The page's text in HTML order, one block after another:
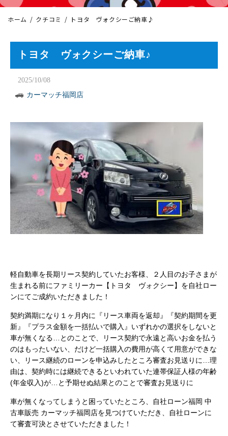
ホーム クチコミ トヨタ ヴォクシーご納車♪
トヨタ ヴォクシーご納車♪
2025/10/08
カーマッチ福岡店
軽自動車を長期リース契約していたお客様、２人目のお子さまが
生まれる前にファミリーカー【トヨタ ヴォクシー】を自社ロー
ンにてご成約いただきました！
契約満期になり１ヶ月内に『リース車両を返却』『契約期間を更
新』『プラス金額を一括払いで購入』いずれかの選択をしないと
車が無くなる…とのことで、リース契約で永遠と高いお金を払う
のはもったいない、だけど一括購入の費用が高くて用意ができな
い、リース継続のローンを申込みしたところ審査お見送りに…理
由は、契約時には継続できるといわれていた連帯保証人様の年齢
(年金収入)が…と予期せぬ結果とのことで審査お見送りに
車が無くなってしまうと困っていたところ、自社ローン福岡 中
古車販売 カーマッチ福岡店を見つけていただき、自社ローンに
て審査可決とさせていただきました！